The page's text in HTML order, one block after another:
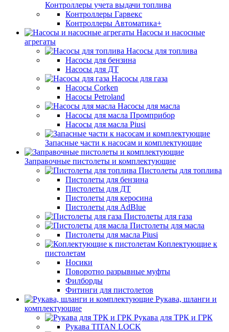
Контроллеры учета выдачи топлива
Контроллеры Гарвекс
Контроллеры Автоматика+
Насосы и насосные
агрегаты
Насосы для топлива
Насосы для бензина
Насосы для ДТ
Насосы для газа
Насосы Corken
Насосы Petroland
Насосы для масла
Насосы для масла Промприбор
Насосы для масла Piusi
Запасные части к насосам и комплектующие
Заправочные пистолеты и комплектующие
Пистолеты для топлива
Пистолеты для бензина
Пистолеты для ДТ
Пистолеты для керосина
Пистолеты для AdBlue
Пистолеты для газа
Пистолеты для масла
Пистолеты для масла Piusi
Коплектующие к
пистолетам
Носики
Поворотно разрывные муфты
Филборды
Фитинги для пистолетов
Рукава, шланги и
комплектующие
Рукава для ТРК и ГРК
Рукава TITAN LOCK